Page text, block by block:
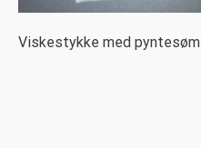
Viskestykke med pyntesøm